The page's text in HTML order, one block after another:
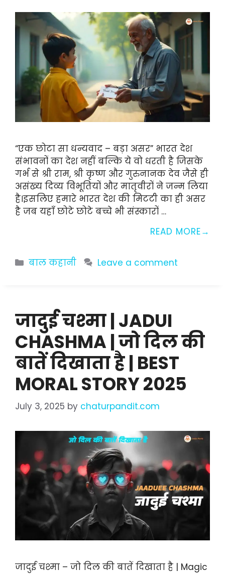
“एक छोटा सा धन्यवाद – बड़ा असर” भारत देश
संभावनों का देश नहीं बल्कि ये वो धरती है जिसके
गर्भ से श्री राम, श्री कृष्ण और गुरुनानक देव जैसे ही
असंख्य दिव्य विभूतियों और मातृवीरों ने जन्म लिया
है।इसलिए हमारे भारत देश की मिटटी का ही असर
है जब यहाँ छोटे छोटे बच्चे भी संस्कारों …
READ MORE
Categories
बाल कहानी Leave a comment
जादुई चश्मा | JADUI
CHASHMA | जो दिल की
बातें दिखाता है | BEST
MORAL STORY 2025
July 3, 2025 by chaturpandit.com
जादुई चश्मा – जो दिल की बातें दिखाता है | Magic